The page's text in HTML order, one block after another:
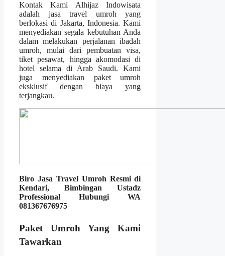
Kontak Kami Alhijaz Indowisata
adalah jasa travel umroh yang
berlokasi di Jakarta, Indonesia. Kami
menyediakan segala kebutuhan Anda
dalam melakukan perjalanan ibadah
umroh, mulai dari pembuatan visa,
tiket pesawat, hingga akomodasi di
hotel selama di Arab Saudi. Kami
juga menyediakan paket umroh
eksklusif dengan biaya yang
terjangkau.
Biro Jasa Travel Umroh Resmi di
Kendari, Bimbingan Ustadz
Professional Hubungi WA
081367676975
Paket Umroh Yang Kami
Tawarkan